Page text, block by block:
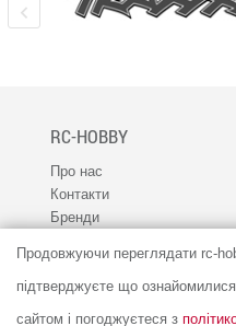
Продовжуючи переглядати rc-
підтверджуєте що
сайтом і погоджуєтеся з
RC-HOBBY
Про нас
Контакти
Бренди
Співпраця
Вакансії